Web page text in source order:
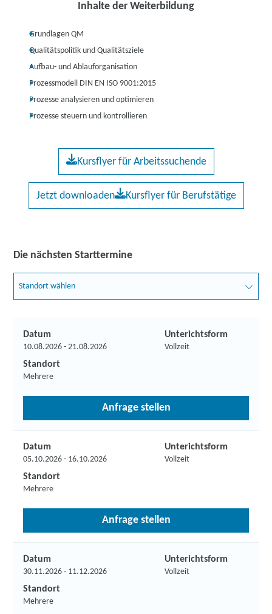
Inhalte der Weiterbildung
Grundlagen QM
Qualitätspolitik und Qualitätsziele
Aufbau- und Ablauforganisation
Prozessmodell DIN EN ISO 9001:2015
Prozesse analysieren und optimieren
Prozesse steuern und kontrollieren
Kursflyer für Arbeitssuchende
Jetzt downloaden Kursflyer für Berufstätige
Die nächsten Starttermine
Standort wählen
Datum
10.08.2026 - 21.08.2026
Unterichtsform
Vollzeit
Standort
Mehrere
Anfrage stellen
Datum
05.10.2026 - 16.10.2026
Unterichtsform
Vollzeit
Standort
Mehrere
Anfrage stellen
Datum
30.11.2026 - 11.12.2026
Unterichtsform
Vollzeit
Standort
Mehrere